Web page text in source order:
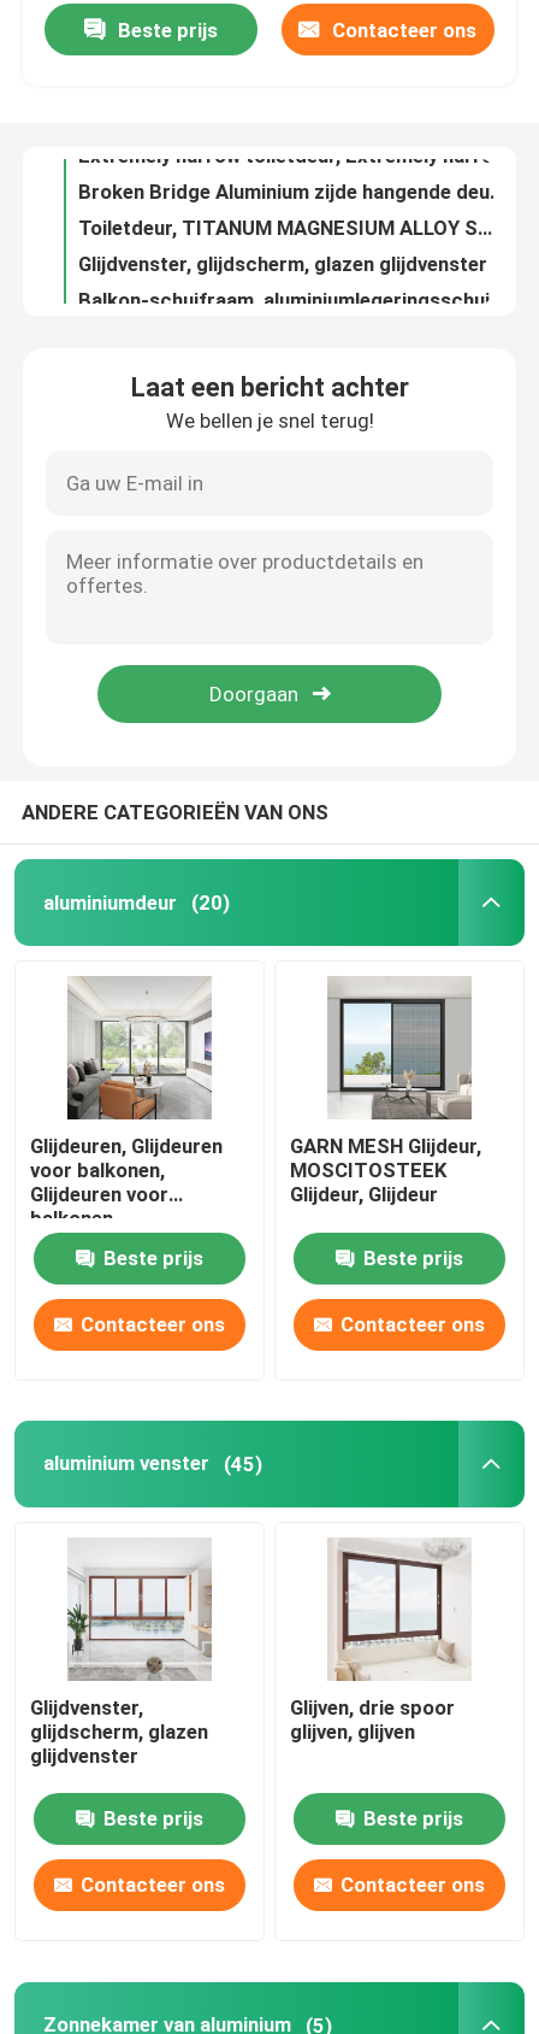
Kwaliteitscontrole
Contact de V.S.
aluminium venster
Beste prijs Contacteer ons
Extremely narrow toiletdeur, Extremely narrow swing deur, Keuken swing deur
Berlijnse ruit
Berlijnse ruit
Laat een bericht achter
We bellen je snel terug!
ANDERE CATEGORIEËN VAN ONS
aluminiumdeur (20)
Glijdeuren, Glijdeuren
voor balkonen,
Glijdeuren voor
balkonen
Beste prijs
Contacteer ons
GARN MESH Glijdeur,
MOSCITOSTEEK
Glijdeur, Glijdeur
Beste prijs
Contacteer ons
aluminium venster (45)
Glijdvenster,
glijdscherm, glazen
glijdvenster
Beste prijs
Contacteer ons
Glijven, drie spoor
glijven, glijven
Beste prijs
Contacteer ons
Zonnekamer van aluminium (5)